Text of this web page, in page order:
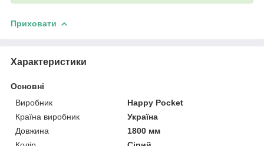
Приховати
Характеристики
Основні
Виробник
Happy Pocket
Країна виробник
Україна
Довжина
1800 мм